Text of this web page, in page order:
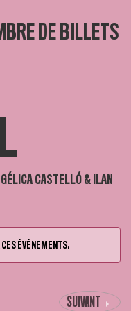
DE BILLETS
CASTELLÓ & ILAN
CES ÉVÉNEMENTS.
SUIVANT